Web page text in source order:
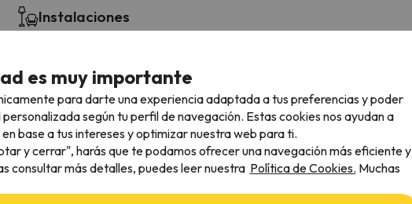
Instalaciones
Terraza solarium
de habitación.
es muy importante
para darte una experiencia adaptada a tus preferencias y poder
según tu perfil de navegación. Estas cookies nos ayudan a
base a tus intereses y optimizar nuestra web para ti.
y cerrar", harás que te podamos ofrecer una navegación más eficiente y
consultar más detalles, puedes leer nuestra Política de Cookies. Muchas